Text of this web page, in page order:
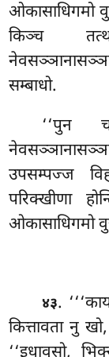
ओकासाधिगमो
किञ्च
सम्बाधो.
‘‘पुन
उपसम्पज्ज
परिक्खीणा
ओकासाधिगमो
४३.
कित्तावता नु